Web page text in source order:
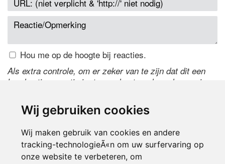
Wij gebruiken cookies
Wij maken gebruik van cookies en andere
tracking-technologieÃ«n om uw surfervaring op
onze website te verbeteren, om
Hou me op de hoogte bij reacties.
Als extra controle, om er zeker van te zijn dat dit een
handmatige reactie is, typ onderstaande code over in
de code te wijzigen.